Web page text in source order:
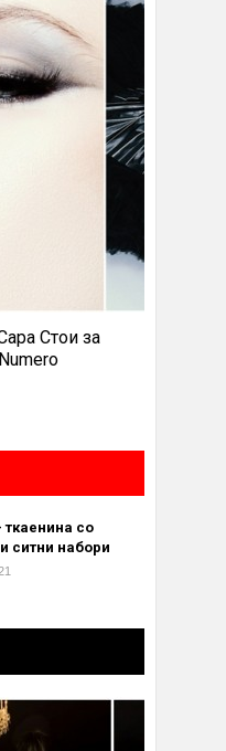
Стои за
со
ситни набори